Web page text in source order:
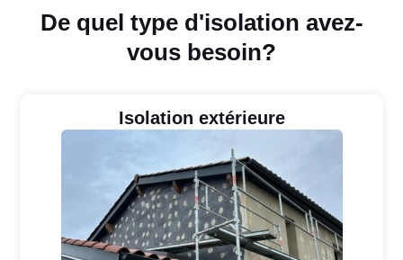
De quel type d'isolation avez-
vous besoin?
Isolation extérieure